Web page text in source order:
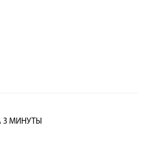
3 МИНУТЫ